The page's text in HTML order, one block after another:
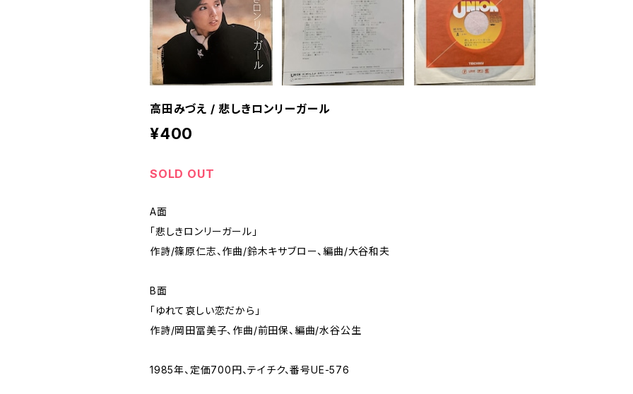
高田みづえ / 悲しきロンリーガール
¥400
SOLD OUT
A面
「悲しきロンリーガール」
作詩/篠原仁志、作曲/鈴木キサブロー、編曲/大谷和夫
B面
「ゆれて哀しい恋だから」
作詩/岡田冨美子、作曲/前田保、編曲/水谷公生
1985年、定価700円、テイチク、番号UE-576